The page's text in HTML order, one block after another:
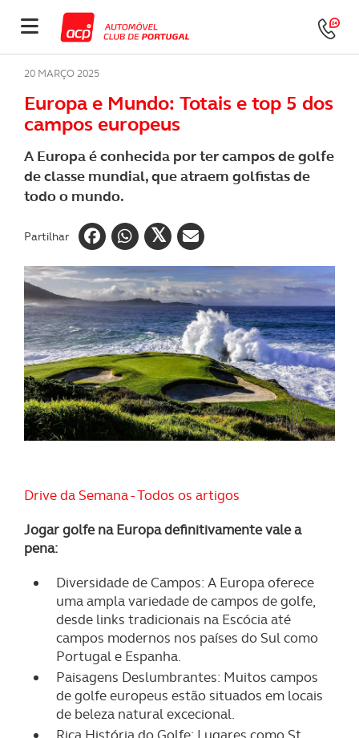
20 MARÇO 2025
Europa e Mundo: Totais e top 5 dos
campos europeus
A Europa é conhecida por ter campos de golfe
de classe mundial, que atraem golfistas de
todo o mundo.
Partilhar
Drive da Semana - Todos os artigos
Jogar golfe na Europa definitivamente vale a
pena:
Diversidade de Campos: A Europa oferece
uma ampla variedade de campos de golfe,
desde links tradicionais na Escócia até
campos modernos nos países do Sul como
Portugal e Espanha.
Paisagens Deslumbrantes: Muitos campos
de golfe europeus estão situados em locais
de beleza natural excecional.